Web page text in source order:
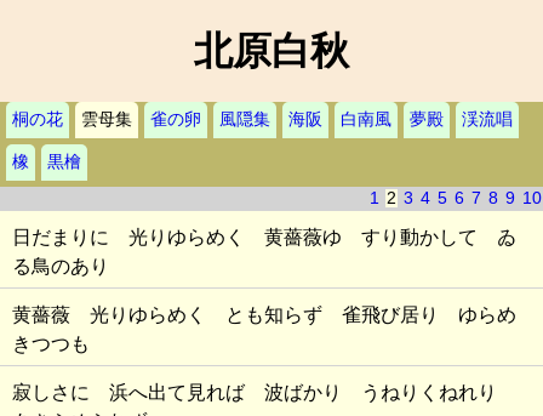
北原白秋
桐の花 雲母集 雀の卵 風隠集 海阪 白南風 夢殿 渓流唱
橡
黒檜
1 2 3 4 5 6 7 8 9 10
日だまりに 光りゆらめく 黄薔薇ゆ すり動かして ゐ
る鳥のあり
黄薔薇 光りゆらめく とも知らず 雀飛び居り ゆらめ
きつつも
寂しさに 浜へ出て見れば 波ばかり うねりくねれり